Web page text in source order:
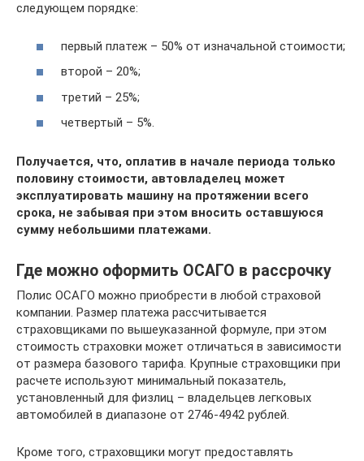
следующем порядке:
первый платеж – 50% от изначальной стоимости;
второй – 20%;
третий – 25%;
четвертый – 5%.
Получается, что, оплатив в начале периода только
половину стоимости, автовладелец может
эксплуатировать машину на протяжении всего
срока, не забывая при этом вносить оставшуюся
сумму небольшими платежами.
Где можно оформить ОСАГО в рассрочку
Полис ОСАГО можно приобрести в любой страховой
компании. Размер платежа рассчитывается
страховщиками по вышеуказанной формуле, при этом
стоимость страховки может отличаться в зависимости
от размера базового тарифа. Крупные страховщики при
расчете используют минимальный показатель,
установленный для физлиц – владельцев легковых
автомобилей в диапазоне от 2746-4942 рублей.
Кроме того, страховщики могут предоставлять